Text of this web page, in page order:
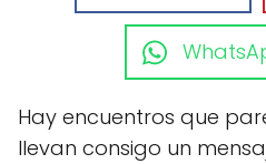
Hay encuentros que
llevan consigo un